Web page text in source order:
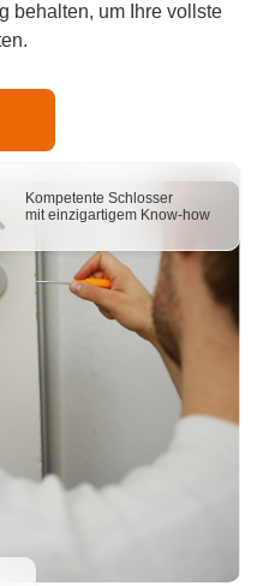
Kompetente Schlosser
mit einzigartigem Know-how
behalten, um Ihre vollste